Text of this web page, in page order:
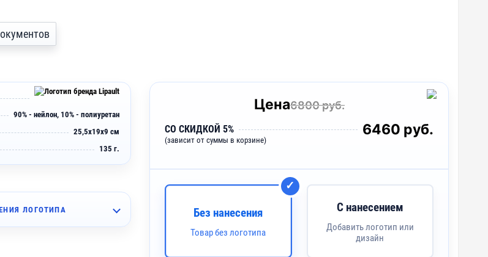
90% - нейлон, 10% - полиуретан
25,5x19x9 см
135 г.
ЛОГОТИПА
Цена6800 руб.
СО СКИДКОЙ 5%
(зависит от суммы в корзине)
6460 руб.
Без нанесения
Товар без логотипа
С нанесением
Добавить логотип или
дизайн